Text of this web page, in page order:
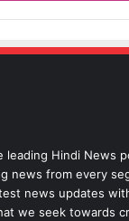
leading Hindi News
news from every
news updates
we seek towards